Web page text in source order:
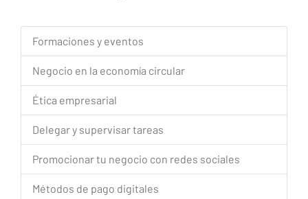
Formaciones y eventos
Negocio en la economía circular
Ética empresarial
Delegar y supervisar tareas
Promocionar tu negocio con redes sociales
Métodos de pago digitales